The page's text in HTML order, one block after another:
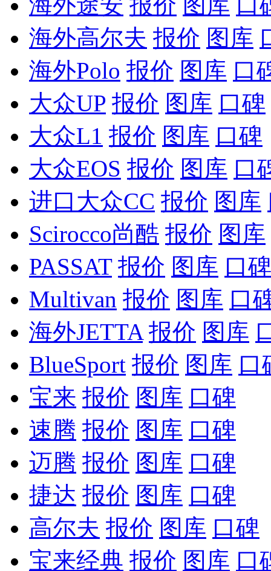
海外途安 报价 图库 口
海外高尔夫 报价 图库
海外Polo 报价 图库 口
大众UP 报价 图库 口碑
大众L1 报价 图库 口碑
大众EOS 报价 图库 口
进口大众CC 报价 图库
Scirocco尚酷 报价 图库
PASSAT 报价 图库 口碑
Multivan 报价 图库 口
海外JETTA 报价 图库
BlueSport 报价 图库 口
宝来 报价 图库 口碑
速腾 报价 图库 口碑
迈腾 报价 图库 口碑
捷达 报价 图库 口碑
高尔夫 报价 图库 口碑
宝来经典 报价 图库 口